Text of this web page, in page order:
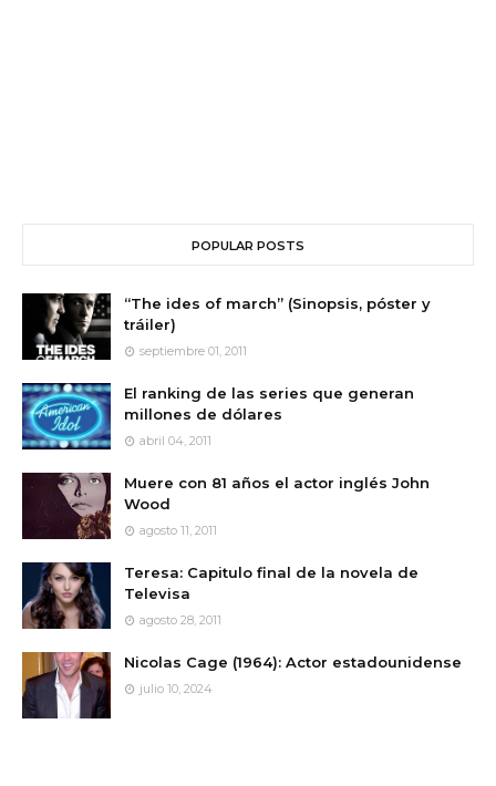
POPULAR POSTS
“The ides of march” (Sinopsis, póster y
tráiler)
septiembre 01, 2011
El ranking de las series que generan
millones de dólares
abril 04, 2011
Muere con 81 años el actor inglés John
Wood
agosto 11, 2011
Teresa: Capitulo final de la novela de
Televisa
agosto 28, 2011
Nicolas Cage (1964): Actor estadounidense
julio 10, 2024